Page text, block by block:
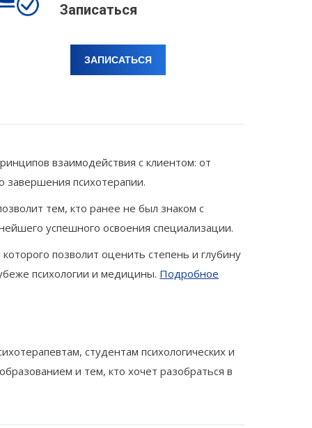
Записаться
ЗАПИСАТЬСЯ
взаимодействия с клиентом: от
завершения психотерапии.
тем, кто ранее не был знаком с
успешного освоения специализации.
позволит оценить степень и глубину
психологии и медицины. Подробное
студентам психологических и
и тем, кто хочет разобраться в